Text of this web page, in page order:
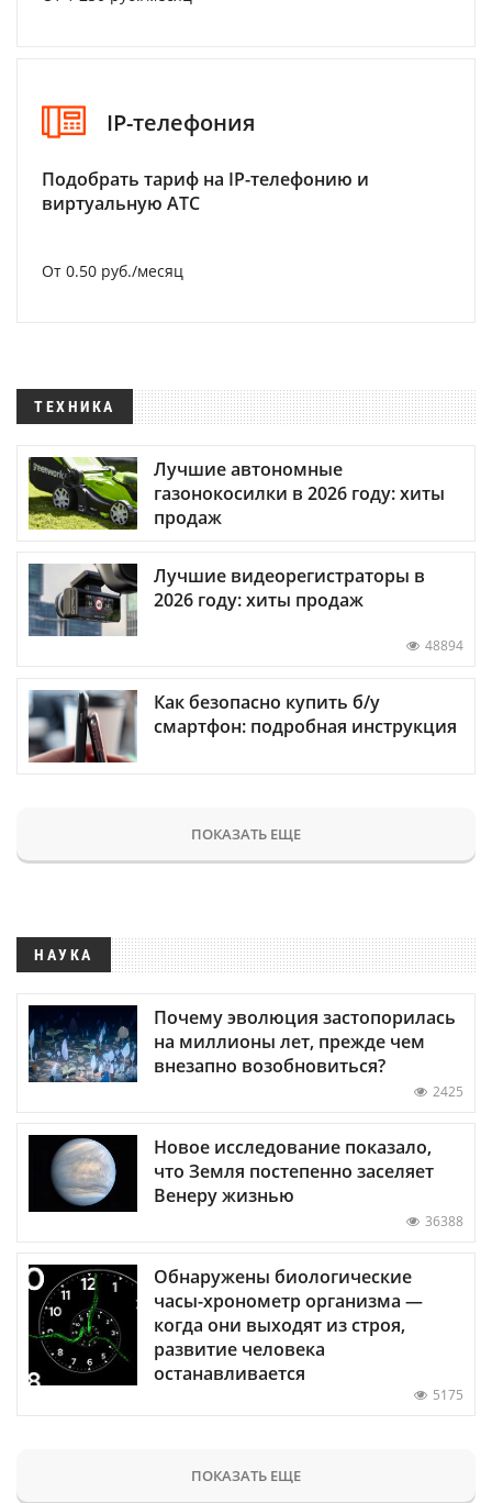
IP-телефония
Подобрать тариф на IP-телефонию и
виртуальную АТС
От 0.50 руб./месяц
ТЕХНИКА
Лучшие автономные
газонокосилки в 2026 году: хиты
продаж
Лучшие видеорегистраторы в
2026 году: хиты продаж
48894
Как безопасно купить б/у
смартфон: подробная инструкция
ПОКАЗАТЬ ЕЩЕ
НАУКА
Почему эволюция застопорилась
на миллионы лет, прежде чем
внезапно возобновиться?
2425
Новое исследование показало,
что Земля постепенно заселяет
Венеру жизнью
36388
Обнаружены биологические
часы-хронометр организма —
когда они выходят из строя,
развитие человека
останавливается
5175
ПОКАЗАТЬ ЕЩЕ